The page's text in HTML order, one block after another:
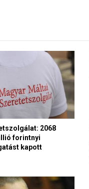
l
e
t
é
t
f
y
2068
forintnyi
kapott